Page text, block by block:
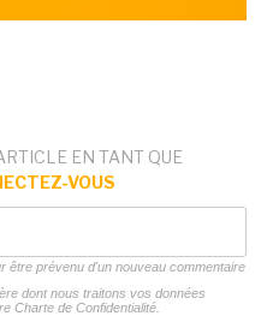
EN TANT QUE
VOUS
être prévenu d'un nouveau commentaire
dont nous traitons vos données
Charte de Confidentialité.